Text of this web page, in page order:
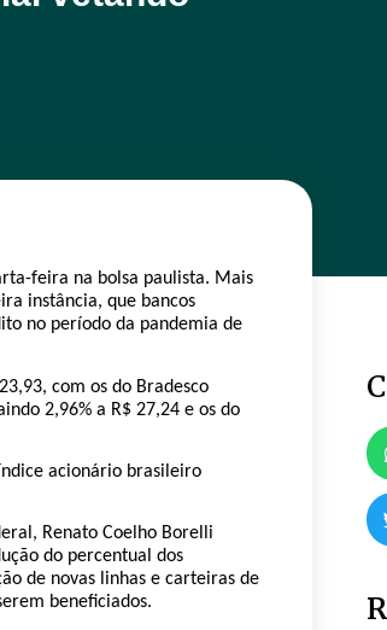
feira na bolsa paulista. Mais
instância, que bancos
no período da pandemia de
com os do Bradesco
2,96% a R$ 27,24 e os do
acionário brasileiro
Renato Coelho Borelli
do percentual dos
de novas linhas e carteiras de
beneficiados.